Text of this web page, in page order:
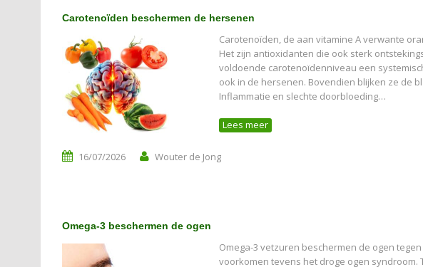
Carotenoïden beschermen de hersenen
Carotenoïden, de aan vitamine A verwante
Het zijn antioxidanten die ook sterk
voldoende carotenoïdenniveau een
ook in de hersenen. Bovendien blijken ze de
Inflammatie en slechte doorbloeding…
Lees meer
16/07/2026 Wouter de Jong
Omega-3 beschermen de ogen
Omega-3 vetzuren beschermen de ogen
voorkomen tevens het droge ogen syndroom.